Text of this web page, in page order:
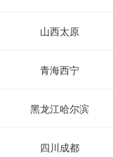
山西太原
青海西宁
黑龙江哈尔滨
四川成都